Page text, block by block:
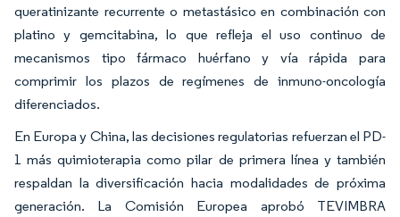
queratinizante recurrente o metastásico en combinación con
platino y gemcitabina, lo que refleja el uso continuo de
mecanismos tipo fármaco huérfano y vía rápida para
comprimir los plazos de regímenes de inmuno-oncología
diferenciados.
En Europa y China, las decisiones regulatorias refuerzan el PD-
1 más quimioterapia como pilar de primera línea y también
respaldan la diversificación hacia modalidades de próxima
generación. La Comisión Europea aprobó TEVIMBRA